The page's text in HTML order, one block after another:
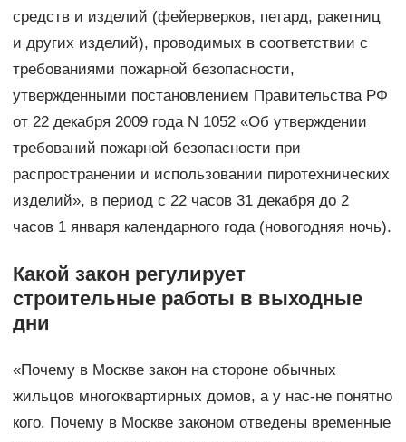
средств и изделий (фейерверков, петард, ракетниц
и других изделий), проводимых в соответствии с
требованиями пожарной безопасности,
утвержденными постановлением Правительства РФ
от 22 декабря 2009 года N 1052 «Об утверждении
требований пожарной безопасности при
распространении и использовании пиротехнических
изделий», в период с 22 часов 31 декабря до 2
часов 1 января календарного года (новогодняя ночь).
Какой закон регулирует
строительные работы в выходные
дни
«Почему в Москве закон на стороне обычных
жильцов многоквартирных домов, а у нас-не понятно
кого. Почему в Москве законом отведены временные